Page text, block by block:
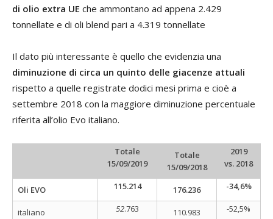
di olio extra UE che ammontano ad appena 2.429
tonnellate e di oli blend pari a 4.319 tonnellate
Il dato più interessante è quello che evidenzia una
diminuzione di circa un quinto delle giacenze attuali
rispetto a quelle registrate dodici mesi prima e cioè a
settembre 2018 con la maggiore diminuzione percentuale
riferita all’olio Evo italiano.
Totale
15/09/2019
Totale
15/09/2018
2019
vs. 2018
Oli EVO 115.214 176.236 -34,6%
italiano 52.763 110.983 -52,5%